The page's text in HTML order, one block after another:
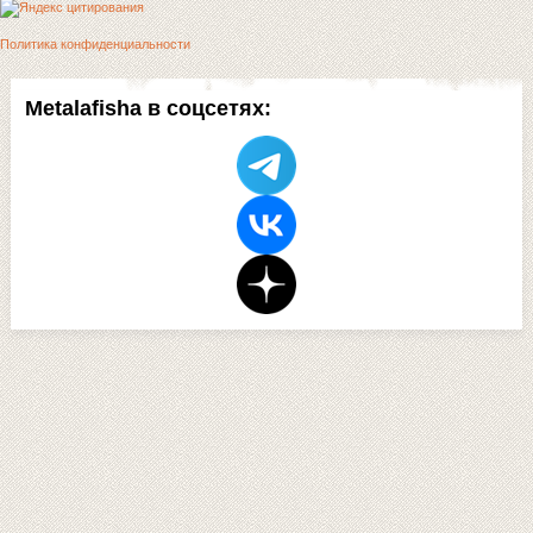
Metalafisha в соцсетях:
Политика конфиденциальности